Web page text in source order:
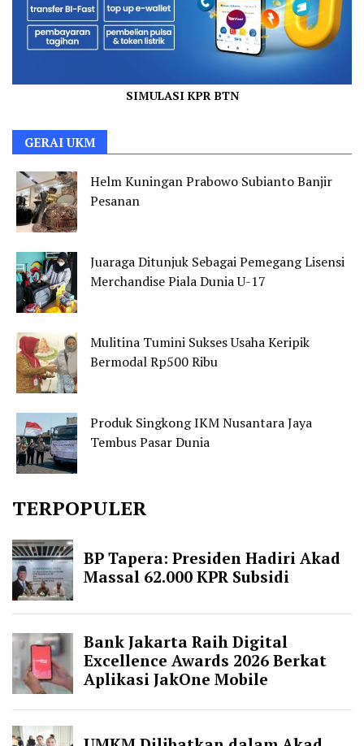
SIMULASI KPR BTN
GERAI UKM
Helm Kuningan Prabowo Subianto Banjir
Pesanan
Juaraga Ditunjuk Sebagai Pemegang Lisensi
Merchandise Piala Dunia U-17
Mulitina Tumini Sukses Usaha Keripik
Bermodal Rp500 Ribu
Produk Singkong IKM Nusantara Jaya
Tembus Pasar Dunia
TERPOPULER